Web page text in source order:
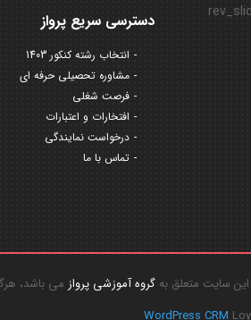
دسترسی سریع پرواز
انتخاب رشته کنکور 1403
مشاوره تحصیلی حرفه ای
فرصت شغلی
افتخارات و اعتبارات
درخواست نمایندگی
تماس با ما
گروه آموزشی پرواز می باشد،
WordPress CRM